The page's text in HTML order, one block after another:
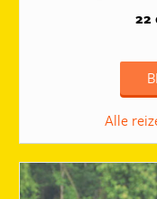
22
Alle